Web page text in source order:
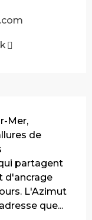
Mer,
de
partagent
d'ancrage
L'Azimut
que...